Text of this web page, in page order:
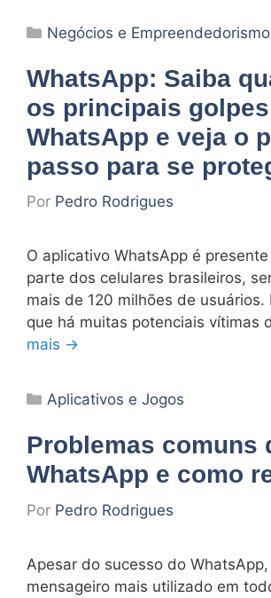
Categorias
Negócios e Empreendedorismo
WhatsApp: Saiba
os principais
WhatsApp e veja o
passo para se
Por Pedro Rodrigues
O aplicativo WhatsApp é
parte dos celulares brasileiros,
mais de 120 milhões de usuários.
que há muitas potenciais vítimas
mais →
Categorias
Aplicativos e Jogos
Problemas comuns
WhatsApp e como
Por Pedro Rodrigues
Apesar do sucesso do
mensageiro mais utilizado em